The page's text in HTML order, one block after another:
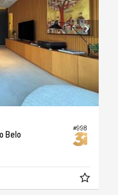
#998
Belo